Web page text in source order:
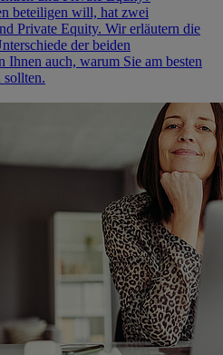
beteiligen will, hat zwei
Private Equity. Wir erläutern die
der beiden
Ihnen auch, warum Sie am besten
sollten.